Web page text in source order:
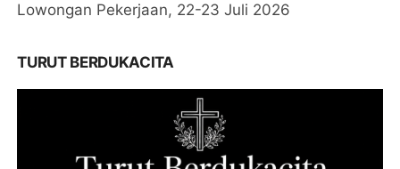
Lowongan Pekerjaan, 22-23 Juli 2026
TURUT BERDUKACITA